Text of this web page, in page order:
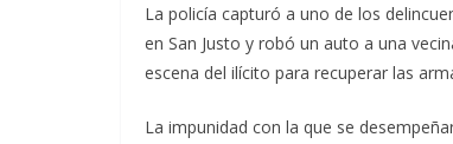
La policía capturó a uno de los
en San Justo y robó un auto a una
escena del ilícito para recuperar las
La impunidad con la que se